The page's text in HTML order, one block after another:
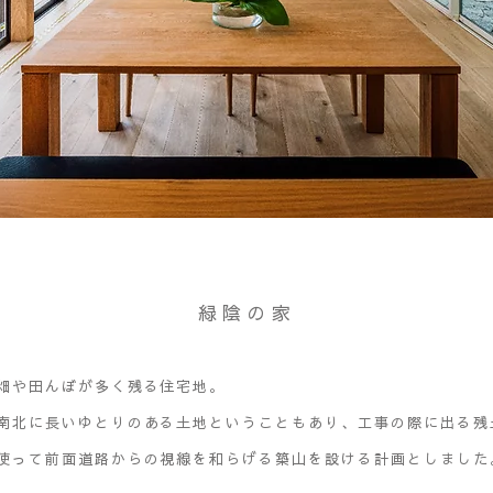
緑陰の家
や田んぼが多く残る住宅地。
北に長いゆとりのある土地ということもあり、工事の際に出る残
って前面道路からの視線を和らげる築山を設ける計画としました